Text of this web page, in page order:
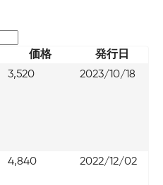
価格 発行日
3,520 2023/10/18
4,840 2022/12/02